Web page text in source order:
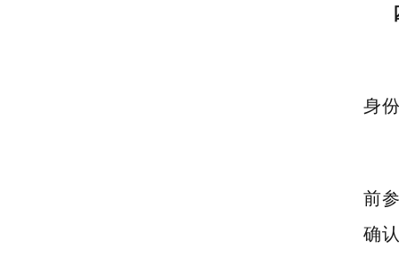
身
前
确